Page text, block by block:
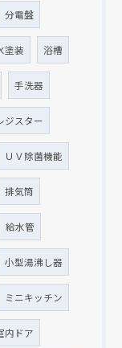
分電盤
塗装 浴槽
手洗器
ジスター
ＵＶ除菌機能
排気筒
給水管
小型湯沸し器
ミニキッチン
内ドア